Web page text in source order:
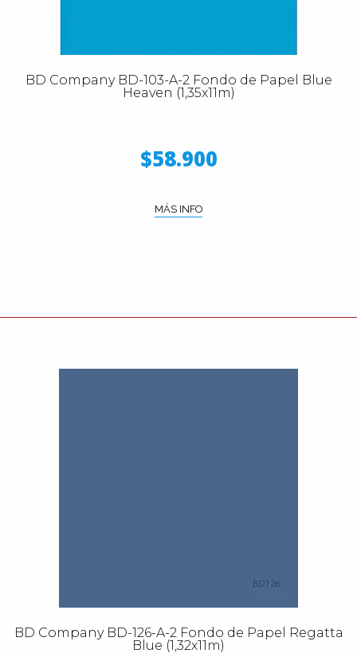
BD Company BD-103-A-2 Fondo de Papel Blue
Heaven (1,35x11m)
$58.900
MÁS INFO
BD Company BD-126-A-2 Fondo de Papel Regatta
Blue (1,32x11m)